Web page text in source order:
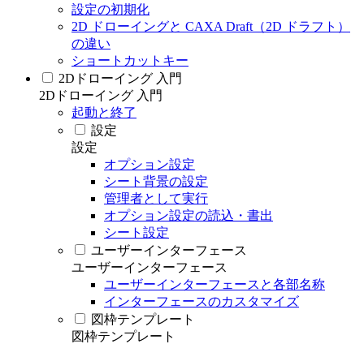
設定の初期化
2D ドローイングと CAXA Draft（2D ドラフト）
の違い
ショートカットキー
2Dドローイング 入門
2Dドローイング 入門
起動と終了
設定
設定
オプション設定
シート背景の設定
管理者として実行
オプション設定の読込・書出
シート設定
ユーザーインターフェース
ユーザーインターフェース
ユーザーインターフェースと各部名称
インターフェースのカスタマイズ
図枠テンプレート
図枠テンプレート